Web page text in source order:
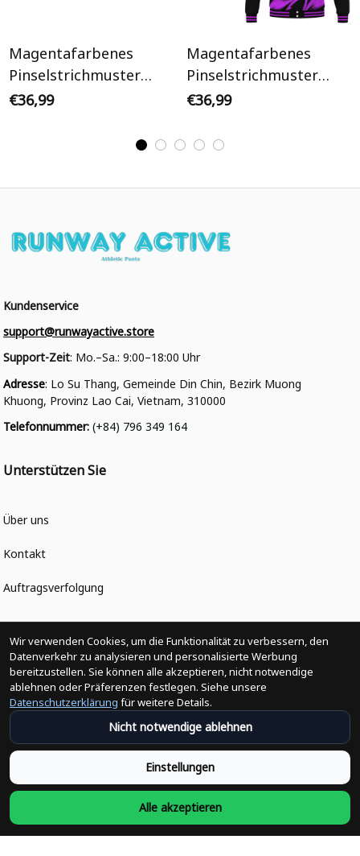
Magentafarbenes
Pinselstrichmuster
Weißer Ärmel
€36,99
Magentafarbenes
Pinselstrichmuster
Schwarz Ärmel
College Jacke
€36,99
Kundenservice
support@runwayactive.store
Support-Zeit: Mo.–Sa.: 9:00–18:00 Uhr
Adresse: Lo Su Thang, Gemeinde Din Chin, Bezirk Muong
Khuong, Provinz Lao Cai, Vietnam, 310000
Telefonnummer: (+84) 796 349 164
Unterstützen Sie
Über uns
Kontakt
Auftragsverfolgung
Politiken
Änderungen der Bestellung
Versandpolitik
Rückerstattungsrichtlinie
Rückgabepolitik
Wir verwenden Cookies, um die Funktionalität zu verbessern, den
Datenverkehr zu analysieren und personalisierte Werbung
bereitzustellen. Sie können alle akzeptieren, nicht notwendige
ablehnen oder Präferenzen festlegen. Siehe unsere
Datenschutzerklärung für weitere Details.
Nicht notwendige ablehnen
Einstellungen
Alle akzeptieren